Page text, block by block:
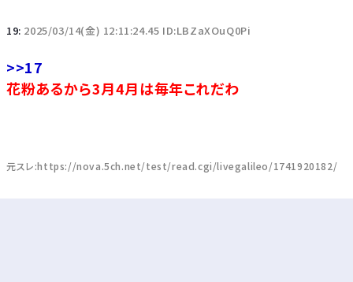
19: 2025/03/14(金) 12:11:24.45 ID:LBZaXOuQ0Pi
>>17
花粉あるから3月4月は毎年これだわ
元スレ:https://nova.5ch.net/test/read.cgi/livegalileo/1741920182/